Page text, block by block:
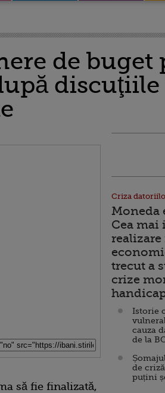
de buget
să fie finalizată,
Criza
Moneda
Cea mai
trecut a
crize
Istorie
cauza
de la
de
puțini